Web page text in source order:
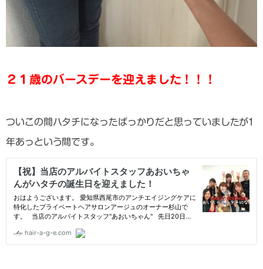
２１歳のバースデーを迎えました！！！
ついこの間ハタチになったばっかりだと思っていましたが1
年あっという間です。